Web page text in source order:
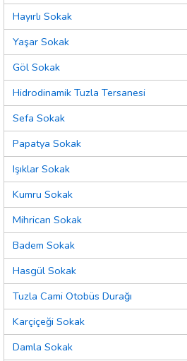
Hayırlı Sokak
Yaşar Sokak
Göl Sokak
Hidrodinamik Tuzla Tersanesi
Sefa Sokak
Papatya Sokak
Işıklar Sokak
Kumru Sokak
Mihrican Sokak
Badem Sokak
Hasgül Sokak
Tuzla Cami Otobüs Durağı
Karçiçeği Sokak
Damla Sokak